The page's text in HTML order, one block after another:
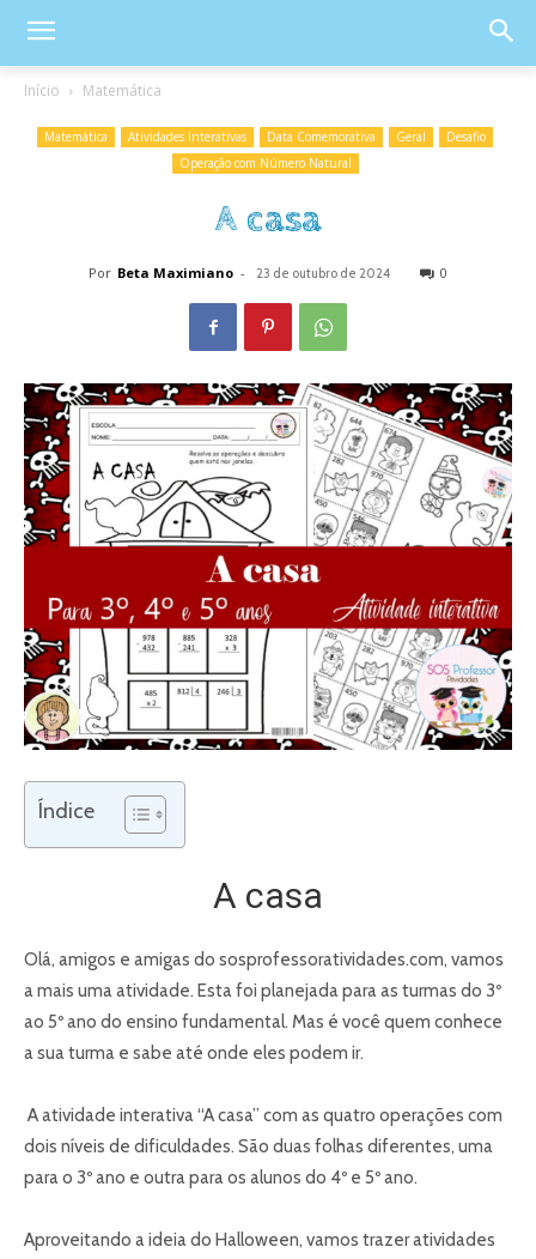
Início Matemática
Matemática Atividades Interativas Data Comemorativa Geral
Desafio
Operação com Número Natural
A casa
Por Beta Maximiano - 23 de outubro de 2024 0
Índice
A casa
Olá, amigos e amigas do sosprofessoratividades.com, vamos
a mais uma atividade. Esta foi planejada para as turmas do 3º
ao 5º ano do ensino fundamental. Mas é você quem conhece
a sua turma e sabe até onde eles podem ir.
A atividade interativa “A casa” com as quatro operações com
dois níveis de dificuldades. São duas folhas diferentes, uma
para o 3º ano e outra para os alunos do 4º e 5º ano.
Aproveitando a ideia do Halloween, vamos trazer atividades